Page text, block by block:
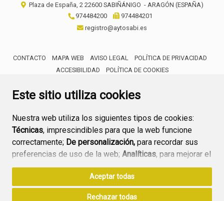
Este sitio utiliza cookies
Nuestra web utiliza los siguientes tipos de cookies:
Técnicas, imprescindibles para que la web funcione
correctamente; De personalización, para recordar sus
preferencias de uso de la web; Analíticas, para mejorar el
funcionamiento de la web y sus servicios.
Si acepta pulsando el botón“Aceptar todas”
consideramos que acepta su uso. Si pulsa el botón
Aceptar todas
Rechazar todas
Plaza de España, 2 22600 SABIÑÁNIGO - ARAGÓN (ESPAÑA)
974484200
974484201
registro@aytosabi.es
CONTACTO MAPA WEB AVISO LEGAL
POLÍTICA DE PRIVACIDAD
ACCESIBILIDAD
POLÍTICA DE COOKIES